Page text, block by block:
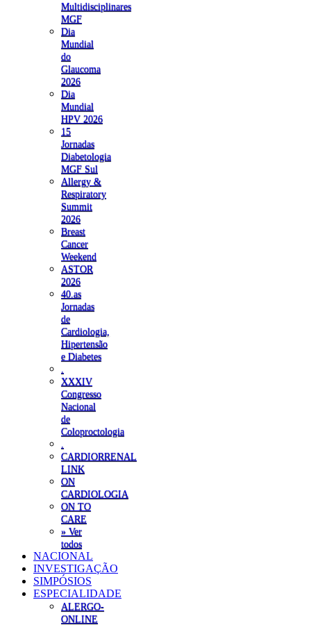
Multidisciplinares
MGF
Dia
Mundial
do
Glaucoma
2026
Dia
Mundial
HPV 2026
15
Jornadas
Diabetologia
MGF Sul
Allergy &
Respiratory
Summit
2026
Breast
Cancer
Weekend
ASTOR
2026
40.as
Jornadas
de
Cardiologia,
Hipertensão
e Diabetes
XXXIV
Congresso
Nacional
de
Coloproctologia
CARDIORRENAL
LINK
ON
CARDIOLOGIA
ON TO
CARE
» Ver
todos
NACIONAL
INVESTIGAÇÃO
SIMPÓSIOS
ESPECIALIDADE
ALERGO-
ONLINE